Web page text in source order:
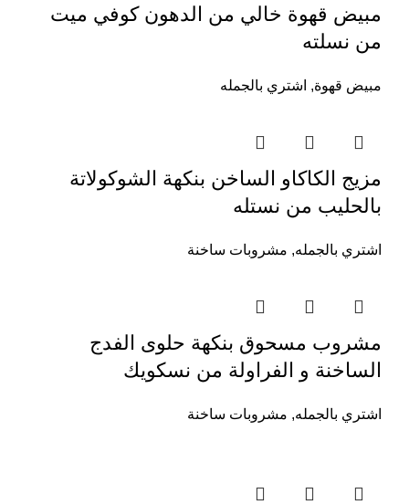
مبيض قهوة خالي من الدهون كوفي ميت
من نسلته
مبيض قهوة, اشتري بالجمله
مزيج الكاكاو الساخن بنكهة الشوكولاتة
بالحليب من نستله
اشتري بالجمله, مشروبات ساخنة
مشروب مسحوق بنكهة حلوى الفدج
الساخنة و الفراولة من نسكويك
اشتري بالجمله, مشروبات ساخنة